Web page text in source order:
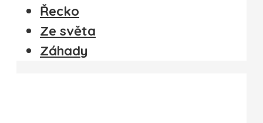
Řecko
Ze světa
Záhady